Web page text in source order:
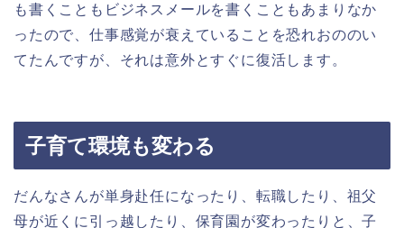
も書くこともビジネスメールを書くこともあまりなか
ったので、仕事感覚が衰えていることを恐れおののい
てたんですが、それは意外とすぐに復活します。
子育て環境も変わる
だんなさんが単身赴任になったり、転職したり、祖父
母が近くに引っ越したり、保育園が変わったりと、子